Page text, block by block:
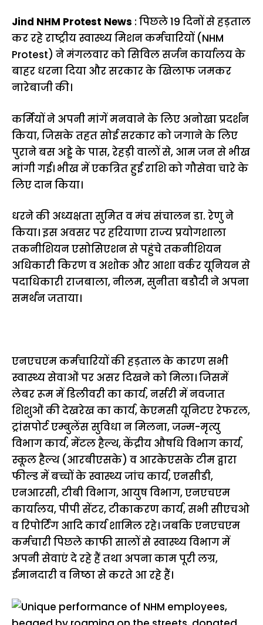
Jind NHM Protest News : पिछले 19 दिनों से हड़ताल
कर रहे राष्ट्रीय स्वास्थ्य मिशन कर्मचारियों (NHM
Protest) ने मंगलवार को सिविल सर्जन कार्यालय के
बाहर धरना दिया और सरकार के खिलाफ जमकर
नारेबाजी की।
कर्मियों ने अपनी मांगें मनवाने के लिए अनोखा प्रदर्शन
किया, जिसके तहत सोई सरकार को जगाने के लिए
पुराने बस अड्डे के पास, रेहड़ी वालों से, आम जन से भीख
मांगी गई। भीख में एकत्रित हुई राशि को गौसेवा चारे के
लिए दान किया।
धरने की अध्यक्षता सुमित व मंच संचालन डा. रेणु ने
किया। इस अवसर पर हरियाणा राज्य प्रयोगशाला
तकनीशियन एसोसिएशन से पहुंचे तकनीशियन
अधिकारी किरण व अशोक और आशा वर्कर यूनियन से
पदाधिकारी राजबाला, नीलम, सुनीता बडौदी ने अपना
समर्थन जताया।
एनएचएम कर्मचारियों की हड़ताल के कारण सभी
स्वास्थ्य सेवाओं पर असर दिखने को मिला। जिसमें
लेबर रूम में डिलीवरी का कार्य, नर्सरी में नवजात
शिशुओं की देखरेख का कार्य, केएमसी यूनिटए रेफरल,
ट्रांसपोर्ट एम्बुलेंस सुविधा न मिलना, जन्म-मृत्यु
विभाग कार्य, मेंटल हैल्थ, केंद्रीय औषधि विभाग कार्य,
स्कूल हैल्थ (आरबीएसके) व आरकेएसके टीम द्वारा
फील्ड में बच्चों के स्वास्थ्य जांच कार्य, एनसीडी,
एनआरसी, टीबी विभाग, आयुष विभाग, एनएचएम
कार्यालय, पीपी सेंटर, टीकाकरण कार्य, सभी सीएचओ
व रिपोर्टिंग आदि कार्य शामिल रहे। जबकि एनएचएम
कर्मचारी पिछले काफी सालों से स्वास्थ्य विभाग में
अपनी सेवाएं दे रहे हैं तथा अपना काम पूरी लग्र,
ईमानदारी व निष्ठा से करते आ रहे हैं।